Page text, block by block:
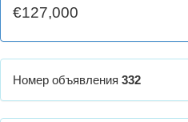
€127,000
Номер объявления 332